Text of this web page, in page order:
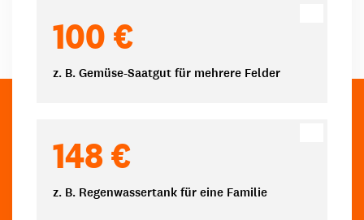
100 €
z. B. Gemüse-Saatgut für mehrere Felder
148 €
z. B. Regenwassertank für eine Familie